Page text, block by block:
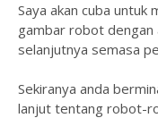
Saya akan cuba untuk
gambar robot dengan
selanjutnya semasa
Sekiranya anda
lanjut tentang robot-